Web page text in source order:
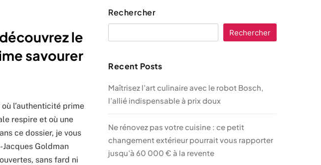
le
savourer
l’authenticité prime
respire et où une
ce dossier, je vous
Goldman
sans fard ni
Rechercher
Rechercher
Recent Posts
Maîtrisez l’art culinaire avec le robot Bosch,
l’allié indispensable à prix doux
Ne rénovez pas votre cuisine : ce petit
changement extérieur pourrait vous rapporter
jusqu’à 60 000 € à la revente